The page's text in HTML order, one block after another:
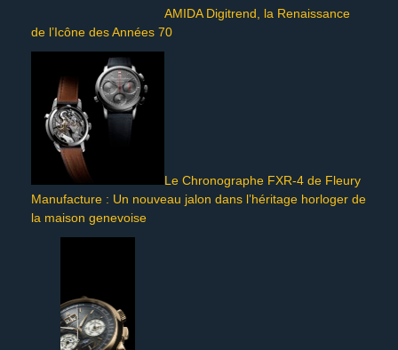
AMIDA Digitrend, la Renaissance
de l’Icône des Années 70
Le Chronographe FXR-4 de Fleury
Manufacture : Un nouveau jalon dans l’héritage horloger de
la maison genevoise